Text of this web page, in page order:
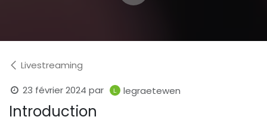
Livestreaming
23 février 2024 par legraetewen
Introduction